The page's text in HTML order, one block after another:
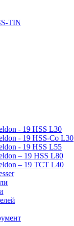
TIN
- 19 HSS L30
- 19 HSS-Co L30
- 19 HSS L55
– 19 HSS L80
– 19 TCT L40